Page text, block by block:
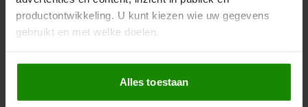
productontwikkeling. U kunt kiezen wie uw gegevens
gebruikt en met welke doelen.
Als u het toestaat, willen we ook graag:
Informatie verzamelen over uw geografische
locatie, die tot een paar meter nauwkeurig kan zijn
Alles toestaan